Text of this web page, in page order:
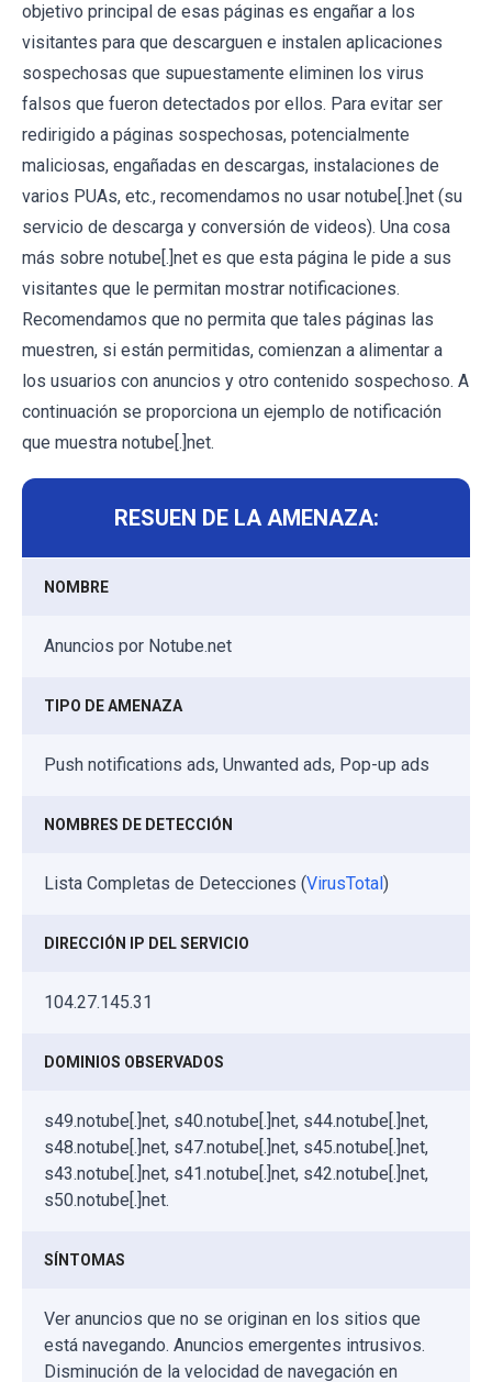
objetivo principal de esas páginas es engañar a los
visitantes para que descarguen e instalen aplicaciones
sospechosas que supuestamente eliminen los virus
falsos que fueron detectados por ellos. Para evitar ser
redirigido a páginas sospechosas, potencialmente
maliciosas, engañadas en descargas, instalaciones de
varios PUAs, etc., recomendamos no usar notube[.]net (su
servicio de descarga y conversión de videos). Una cosa
más sobre notube[.]net es que esta página le pide a sus
visitantes que le permitan mostrar notificaciones.
Recomendamos que no permita que tales páginas las
muestren, si están permitidas, comienzan a alimentar a
los usuarios con anuncios y otro contenido sospechoso. A
continuación se proporciona un ejemplo de notificación
que muestra notube[.]net.
RESUEN DE LA AMENAZA:
NOMBRE
Anuncios por Notube.net
TIPO DE AMENAZA
Push notifications ads, Unwanted ads, Pop-up ads
NOMBRES DE DETECCIÓN
Lista Completas de Detecciones (VirusTotal )
DIRECCIÓN IP DEL SERVICIO
104.27.145.31
DOMINIOS OBSERVADOS
s49.notube[.]net, s40.notube[.]net, s44.notube[.]net,
s48.notube[.]net, s47.notube[.]net, s45.notube[.]net,
s43.notube[.]net, s41.notube[.]net, s42.notube[.]net,
s50.notube[.]net.
SÍNTOMAS
Ver anuncios que no se originan en los sitios que
está navegando. Anuncios emergentes intrusivos.
Disminución de la velocidad de navegación en